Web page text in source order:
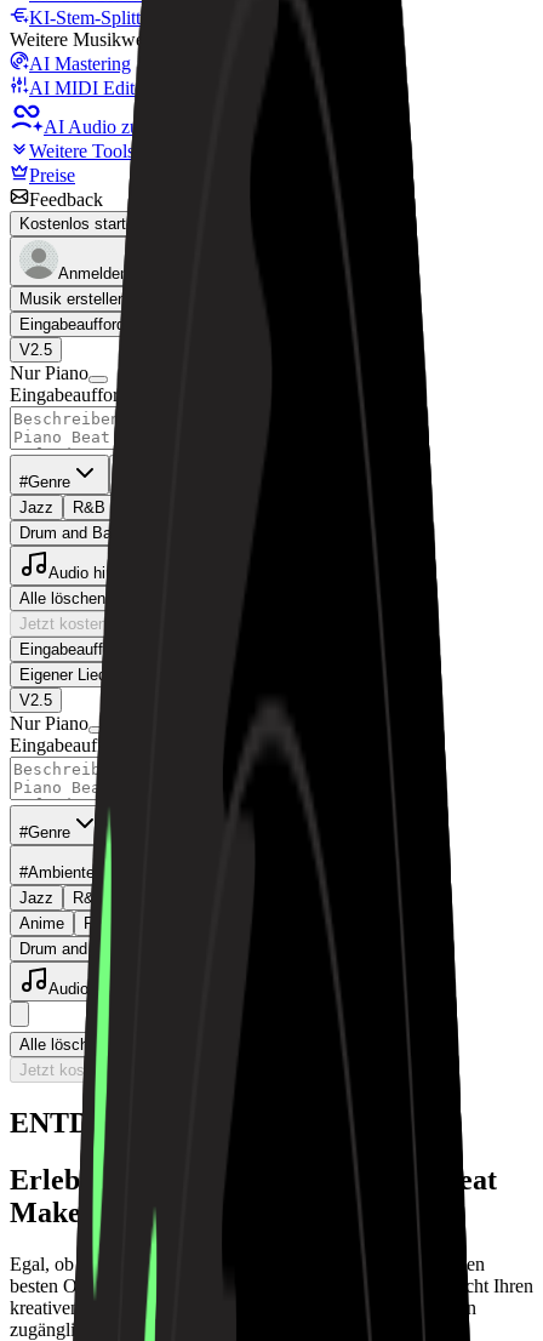
KI-Stem-Splitter
Weitere Musikwerkzeuge
AI Mastering
AI MIDI Editor
AI Audio zu MIDI
Weitere Tools
Preise
Feedback
Kostenlos starten
Anmelden
Musik erstellen
Eingabeaufforderung
V2.5
Nur Piano
Eingabeaufforderung
#Genre
Jazz
R&B
Drum and Bass (D&B)
Audio hinzufügen
Alle löschen
Jetzt kostenlos Musik generieren
Eingabeaufforderung
Eigener Liedtext
V2.5
Nur Piano
Eingabeaufforderung
#Genre
#Ambiente
Jazz
R&B
Anime
Folk
Drum and Bass (D&B)
Audio hinzufügen
Alle löschen
Jetzt kostenlos Musik generieren
ENTDECKEN SIE IHREN SOUND
Erleben Sie die Magie eines Piano Beat
Makers
Egal, ob Sie einen kostenlosen Piano Beat Generator oder den
besten Online Piano Beat Maker suchen, MusicArt vereinfacht Ihren
kreativen Prozess und macht Musikproduktion für jedermann
zugänglich.